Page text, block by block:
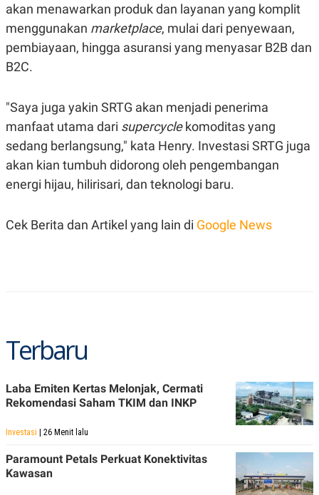
akan menawarkan produk dan layanan yang komplit
menggunakan marketplace, mulai dari penyewaan,
pembiayaan, hingga asuransi yang menyasar B2B dan
B2C.
"Saya juga yakin SRTG akan menjadi penerima
manfaat utama dari supercyclekomoditas yang
sedang berlangsung," kata Henry. Investasi SRTG juga
akan kian tumbuh didorong oleh pengembangan
energi hijau, hilirisari, dan teknologi baru.
Cek Berita dan Artikel yang lain di Google News
Terbaru
Laba Emiten Kertas Melonjak, Cermati
Rekomendasi Saham TKIM dan INKP
Investasi | 26 Menit lalu
Paramount Petals Perkuat Konektivitas
Kawasan